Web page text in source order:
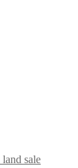
land sale